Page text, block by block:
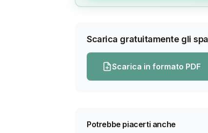
Scarica gratuitamente gli
Scarica in formato PDF
Potrebbe piacerti anche